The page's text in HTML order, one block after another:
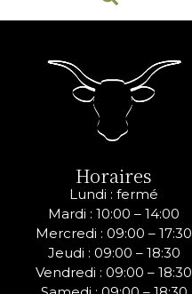
Horaires
Lundi : fermé
Mardi : 10:00 – 14:00
Mercredi : 09:00 – 17:30
Jeudi : 09:00 – 18:30
Vendredi : 09:00 – 18:30